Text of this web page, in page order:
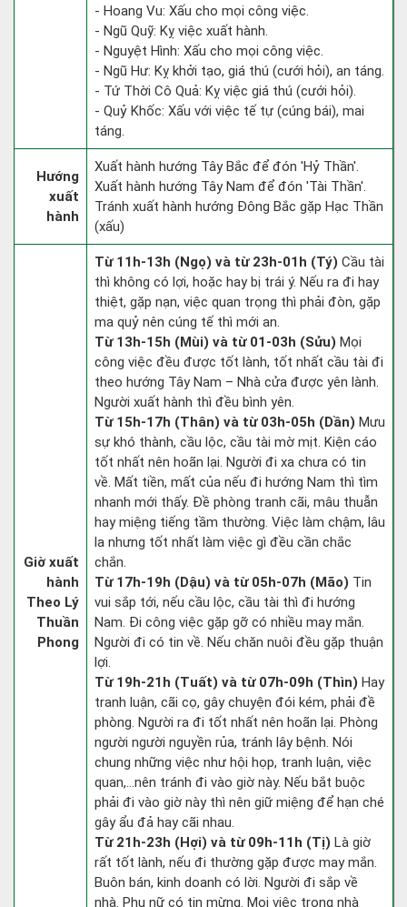
- Hoang Vu: Xấu cho mọi công việc.
- Ngũ Quỹ: Kỵ việc xuất hành.
- Nguyệt Hình: Xấu cho mọi công việc.
- Ngũ Hư: Kỵ khởi tạo, giá thú (cưới hỏi), an táng.
- Tứ Thời Cô Quả: Kỵ việc giá thú (cưới hỏi).
- Quỷ Khốc: Xấu với việc tế tự (cúng bái), mai
táng.
Hướng
xuất
hành
Xuất hành hướng Tây Bắc để đón 'Hỷ Thần'.
Xuất hành hướng Tây Nam để đón 'Tài Thần'.
Tránh xuất hành hướng Đông Bắc gặp Hạc Thần
(xấu)
Giờ xuất
hành
Theo Lý
Thuần
Phong
Từ 11h-13h (Ngọ) và từ 23h-01h (Tý) Cầu tài
thì không có lợi, hoặc hay bị trái ý. Nếu ra đi hay
thiệt, gặp nạn, việc quan trọng thì phải đòn, gặp
ma quỷ nên cúng tế thì mới an.
Từ 13h-15h (Mùi) và từ 01-03h (Sửu) Mọi
công việc đều được tốt lành, tốt nhất cầu tài đi
theo hướng Tây Nam – Nhà cửa được yên lành.
Người xuất hành thì đều bình yên.
Từ 15h-17h (Thân) và từ 03h-05h (Dần) Mưu
sự khó thành, cầu lộc, cầu tài mờ mịt. Kiện cáo
tốt nhất nên hoãn lại. Người đi xa chưa có tin
về. Mất tiền, mất của nếu đi hướng Nam thì tìm
nhanh mới thấy. Đề phòng tranh cãi, mâu thuẫn
hay miệng tiếng tầm thường. Việc làm chậm, lâu
la nhưng tốt nhất làm việc gì đều cần chắc
chắn.
Từ 17h-19h (Dậu) và từ 05h-07h (Mão) Tin
vui sắp tới, nếu cầu lộc, cầu tài thì đi hướng
Nam. Đi công việc gặp gỡ có nhiều may mắn.
Người đi có tin về. Nếu chăn nuôi đều gặp thuận
lợi.
Từ 19h-21h (Tuất) và từ 07h-09h (Thìn) Hay
tranh luận, cãi cọ, gây chuyện đói kém, phải đề
phòng. Người ra đi tốt nhất nên hoãn lại. Phòng
người người nguyền rủa, tránh lây bệnh. Nói
chung những việc như hội họp, tranh luận, việc
quan,…nên tránh đi vào giờ này. Nếu bắt buộc
phải đi vào giờ này thì nên giữ miệng để hạn ché
gây ẩu đả hay cãi nhau.
Từ 21h-23h (Hợi) và từ 09h-11h (Tị) Là giờ
rất tốt lành, nếu đi thường gặp được may mắn.
Buôn bán, kinh doanh có lời. Người đi sắp về
nhà. Phụ nữ có tin mừng. Mọi việc trong nhà